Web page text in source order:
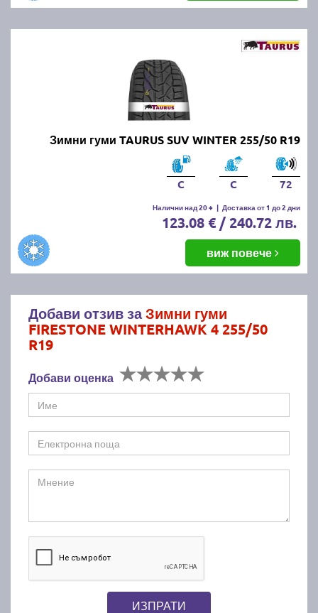
Зимни гуми TAURUS SUV WINTER 255/50 R19
C C 72
Налични над 20 + | Доставка от 1 до 2 дни
123.08 € / 240.72 лв.
виж повече
Добави отзив заЗимни гуми
FIRESTONE WINTERHAWK 4 255/50
R19
Добави оценка
ИЗПРАТИ